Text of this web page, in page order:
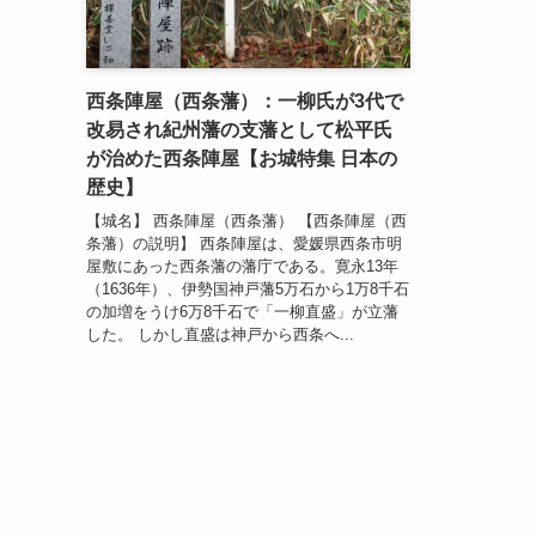
西条陣屋（西条藩）：一柳氏が3代で
改易され紀州藩の支藩として松平氏
が治めた西条陣屋【お城特集 日本の
歴史】
【城名】 西条陣屋（西条藩） 【西条陣屋（西
条藩）の説明】 西条陣屋は、愛媛県西条市明
屋敷にあった西条藩の藩庁である。寛永13年
（1636年）、伊勢国神戸藩5万石から1万8千石
の加増をうけ6万8千石で「一柳直盛」が立藩
した。 しかし直盛は神戸から西条へ...